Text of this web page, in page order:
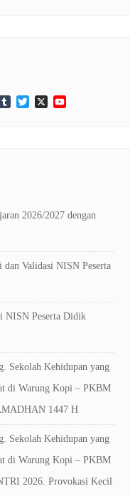
TumblrTwitter
X
2026/2027 dengan
dan Validasi NISN Peserta
NISN Peserta Didik
Sekolah Kehidupan yang
di Warung Kopi – PKBM
1447 H
Sekolah Kehidupan yang
di Warung Kopi – PKBM
2026. Provokasi Kecil